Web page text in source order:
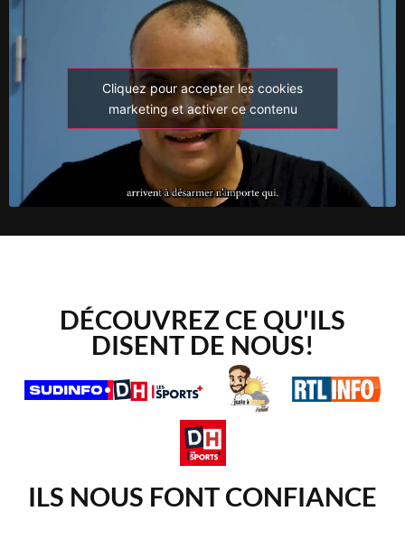
Cliquez pour accepter les cookies
marketing et activer ce contenu
DÉCOUVREZ CE QU'ILS
DISENT DE NOUS!
ILS NOUS FONT CONFIANCE